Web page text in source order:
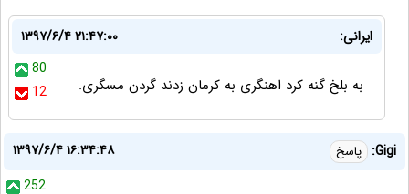
ایرانی:
۱۳۹۷/۶/۴ ۲۱:۴۷:۰۰
80
12
به بلخ گنه کرد اهنگری به کرمان زدند گردن مسگری.
Gigi: پاسخ
۱۳۹۷/۶/۴ ۱۶:۳۴:۴۸
252